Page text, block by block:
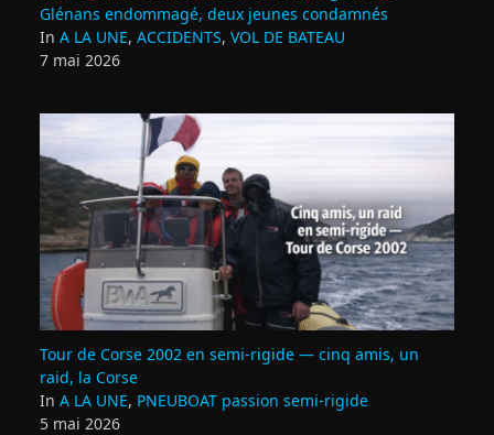
Glénans endommagé, deux jeunes condamnés
In A LA UNE, ACCIDENTS, VOL DE BATEAU
7 mai 2026
Tour de Corse 2002 en semi‑rigide — cinq amis, un
raid, la Corse
In A LA UNE, PNEUBOAT passion semi-rigide
5 mai 2026